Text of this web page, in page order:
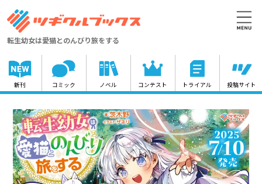
転生幼女は愛猫とのんびり旅をする
新刊 コミック ノベル コンテスト トライアル 投稿サイト